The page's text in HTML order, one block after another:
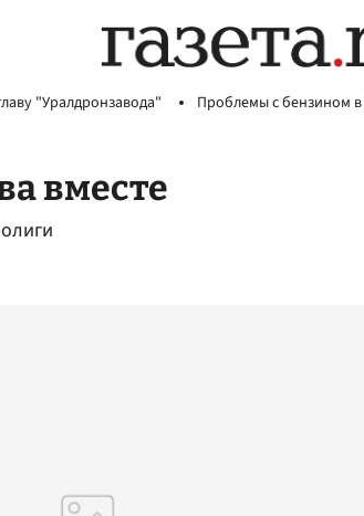
"Уралдронзавода" Проблемы с бензином в
вместе